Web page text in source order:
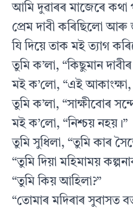
আমি দুৱাৰৰ মাজেৰে
প্ৰেম দাবী কৰিছিলো
যি দিয়ে তাক মই ত্যাগ
তুমি ক’লা, “কিছুমান দাবীৰ
মই ক’লো, “এই
তুমি ক’লা, “সাক্ষীবোৰ
মই ক’লো, “নিশ্চয় নহয়।”
তুমি সুধিলা, “তুমি কাৰ
“তুমি দিয়া মহিমাময়
“তুমি কিয় আহিলা?”
“তোমাৰ মদিৰাৰ সুবাসত